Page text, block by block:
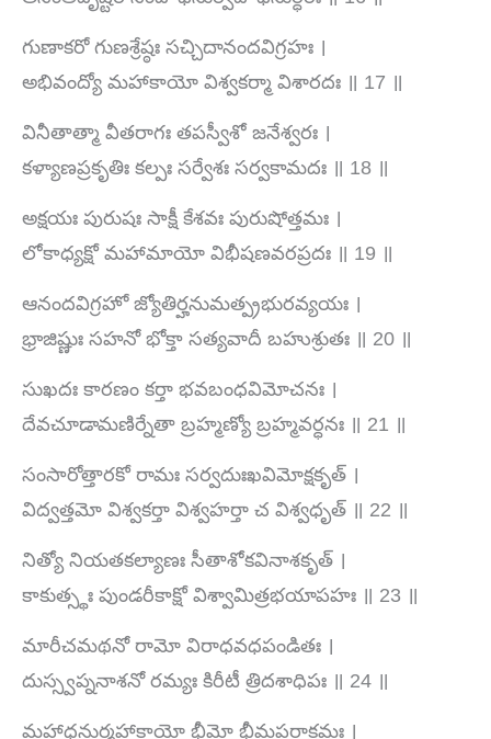
గుణాకరో గుణశ్రేష్ఠః సచ్చిదానందవిగ్రహః ।
అభివంద్యో మహాకాయో విశ్వకర్మా విశారదః ॥ 17 ॥
వినీతాత్మా వీతరాగః తపస్వీశో జనేశ్వరః ।
కళ్యాణప్రకృతిః కల్పః సర్వేశః సర్వకామదః ॥ 18 ॥
అక్షయః పురుషః సాక్షీ కేశవః పురుషోత్తమః ।
లోకాధ్యక్షో మహామాయో విభీషణవరప్రదః ॥ 19 ॥
ఆనందవిగ్రహో జ్యోతిర్హనుమత్ప్రభురవ్యయః ।
భ్రాజిష్ణుః సహనో భోక్తా సత్యవాదీ బహుశ్రుతః ॥ 20 ॥
సుఖదః కారణం కర్తా భవబంధవిమోచనః ।
దేవచూడామణిర్నేతా బ్రహ్మణ్యో బ్రహ్మవర్ధనః ॥ 21 ॥
సంసారోత్తారకో రామః సర్వదుఃఖవిమోక్షకృత్ ।
విద్వత్తమో విశ్వకర్తా విశ్వహర్తా చ విశ్వధృత్ ॥ 22 ॥
నిత్యో నియతకల్యాణః సీతాశోకవినాశకృత్ ।
కాకుత్స్థః పుండరీకాక్షో విశ్వామిత్రభయాపహః ॥ 23 ॥
మారీచమథనో రామో విరాధవధపండితః ।
దుస్స్వప్ననాశనో రమ్యః కిరీటీ త్రిదశాధిపః ॥ 24 ॥
మహాధనుర్మహాకాయో భీమో భీమపరాక్రమః ।